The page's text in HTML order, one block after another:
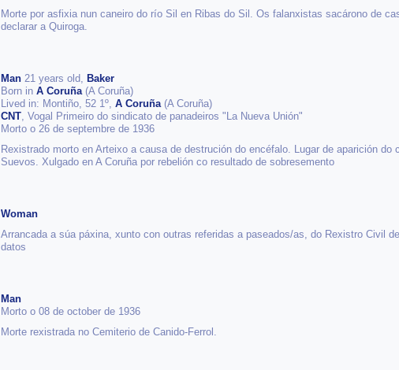
Morte por asfixia nun caneiro do río Sil en Ribas do Sil. Os falanxistas sacárono de
declarar a Quiroga.
Man 21 years old, Baker
Born in A Coruña(A Coruña)
Lived in: Montiño, 52 1º, A Coruña(A Coruña)
CNT, Vogal Primeiro do sindicato de panadeiros "La Nueva Unión"
Morto o 26 de septembre de 1936
Rexistrado morto en Arteixo a causa de destrución do encéfalo. Lugar de aparición do
Suevos. Xulgado en A Coruña por rebelión co resultado de sobresemento
Woman
Arrancada a súa páxina, xunto con outras referidas a paseados/as, do Rexistro Civil
datos
Man
Morto o 08 de october de 1936
Morte rexistrada no Cemiterio de Canido-Ferrol.